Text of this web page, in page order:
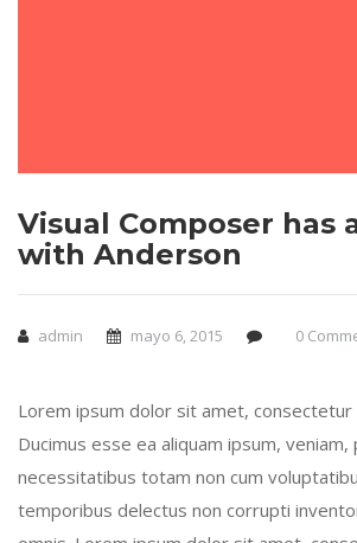
Visual Composer has
with Anderson
admin mayo 6, 2015 0
Lorem ipsum dolor sit amet, consectetur
Ducimus esse ea aliquam ipsum, veniam,
necessitatibus totam non cum
temporibus delectus non corrupti